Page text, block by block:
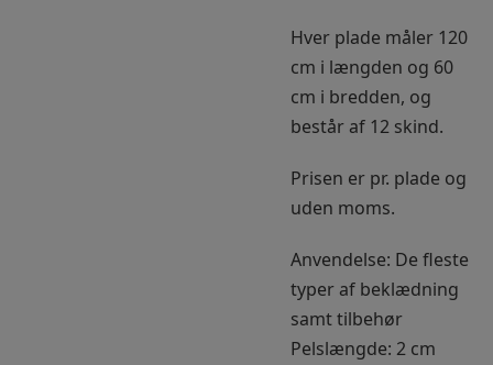
Hver plade måler 120
cm i længden og 60
cm i bredden, og
består af 12 skind.
Prisen er pr. plade og
uden moms.
Anvendelse: De fleste
typer af beklædning
samt tilbehør
Pelslængde: 2 cm